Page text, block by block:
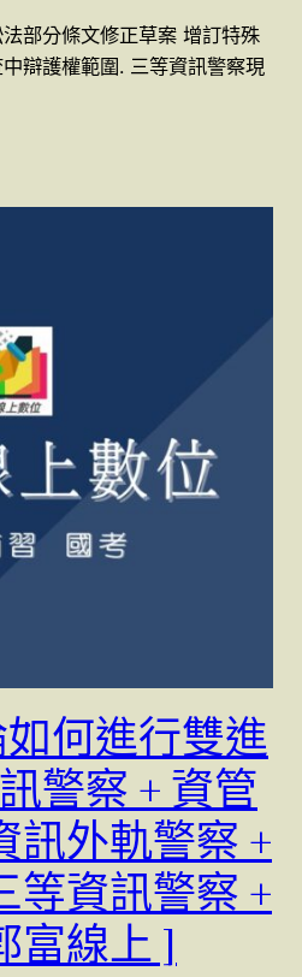
部分條文修正草案 增訂特殊
辯護權範圍. 三等資訊警察現
何進行雙進
警察 + 資管
訊外軌警察 +
等資訊警察 +
富線上 ]